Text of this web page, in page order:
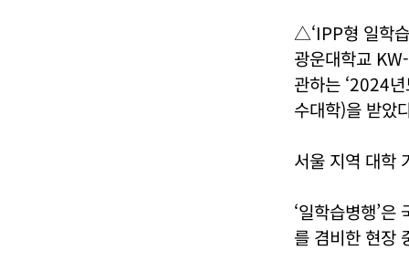
△‘IPP형 일학
광운대학교
관하는 ‘2024
수대학)을 받았
서울 지역 대학
‘일학습병행’
를 겸비한 현장